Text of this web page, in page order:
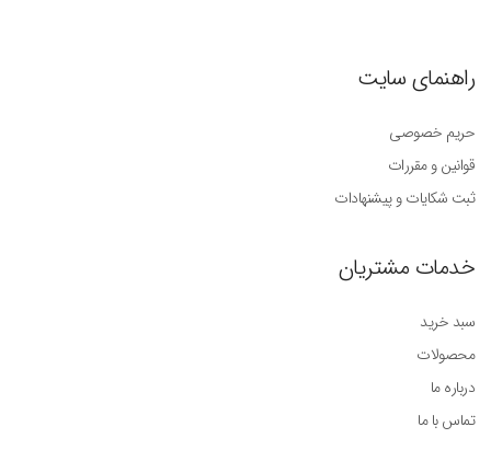
راهنمای سایت
حریم خصوصی
قوانین و مقررات
ثبت شکایات و پیشنهادات
خدمات مشتریان
سبد خرید
محصولات
درباره ما
تماس با ما